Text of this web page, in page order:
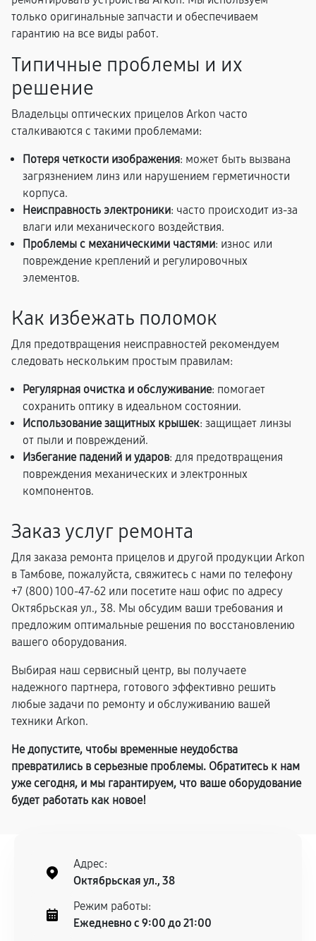
только оригинальные запчасти и обеспечиваем
гарантию на все виды работ.
Типичные проблемы и их
решение
Владельцы оптических прицелов Arkon часто
сталкиваются с такими проблемами:
Потеря четкости изображения: может быть вызвана
загрязнением линз или нарушением герметичности
корпуса.
Неисправность электроники: часто происходит из-за
влаги или механического воздействия.
Проблемы с механическими частями: износ или
повреждение креплений и регулировочных
элементов.
Как избежать поломок
Для предотвращения неисправностей рекомендуем
следовать нескольким простым правилам:
Регулярная очистка и обслуживание: помогает
сохранить оптику в идеальном состоянии.
Использование защитных крышек: защищает линзы
от пыли и повреждений.
Избегание падений и ударов: для предотвращения
повреждения механических и электронных
компонентов.
Заказ услуг ремонта
Для заказа ремонта прицелов и другой продукции Arkon
в Тамбове, пожалуйста, свяжитесь с нами по телефону
+7 (800) 100-47-62 или посетите наш офис по адресу
Октябрьская ул., 38. Мы обсудим ваши требования и
предложим оптимальные решения по восстановлению
вашего оборудования.
Выбирая наш сервисный центр, вы получаете
надежного партнера, готового эффективно решить
любые задачи по ремонту и обслуживанию вашей
техники Arkon.
Не допустите, чтобы временные неудобства
превратились в серьезные проблемы. Обратитесь к нам
уже сегодня, и мы гарантируем, что ваше оборудование
будет работать как новое!
Адрес:
Октябрьская ул., 38
Режим работы:
Ежедневно с 9:00 до 21:00